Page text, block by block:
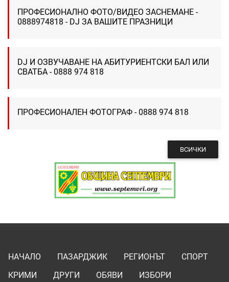
ПРОФЕСИОНАЛНО ФОТО/ВИДЕО ЗАСНЕМАНЕ -
0888974818 - DJ ЗА ВАШИТЕ ПРАЗНИЦИ
DJ И ОЗВУЧАВАНЕ НА АБИТУРИЕНТСКИ БАЛ ИЛИ
СВАТБА - 0888 974 818
ПРОФЕСИОНАЛЕН ФОТОГРАФ - 0888 974 818
ВСИЧКИ
НАЧАЛО ПАЗАРДЖИК РЕГИОНЪТ
СПОРТ
КРИМИ
ДРУГИ ОБЯВИ
ИЗБОРИ